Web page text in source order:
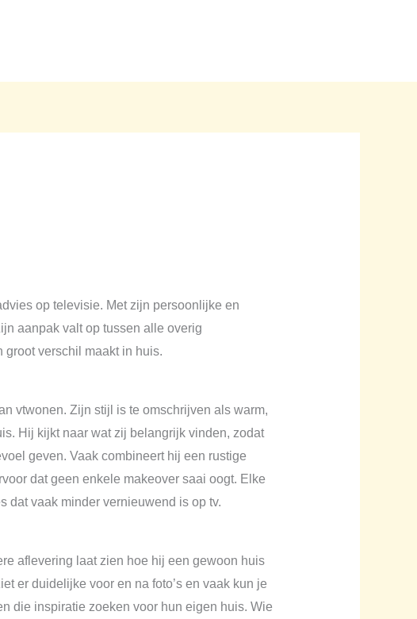
op televisie. Met zijn persoonlijke en
aanpak valt op tussen alle overig
groot verschil maakt in huis.
vtwonen. Zijn stijl is te omschrijven als warm,
Hij kijkt naar wat zij belangrijk vinden, zodat
geven. Vaak combineert hij een rustige
dat geen enkele makeover saai oogt. Elke
dat vaak minder vernieuwend is op tv.
aflevering laat zien hoe hij een gewoon huis
er duidelijke voor en na foto’s en vaak kun je
die inspiratie zoeken voor hun eigen huis. Wie